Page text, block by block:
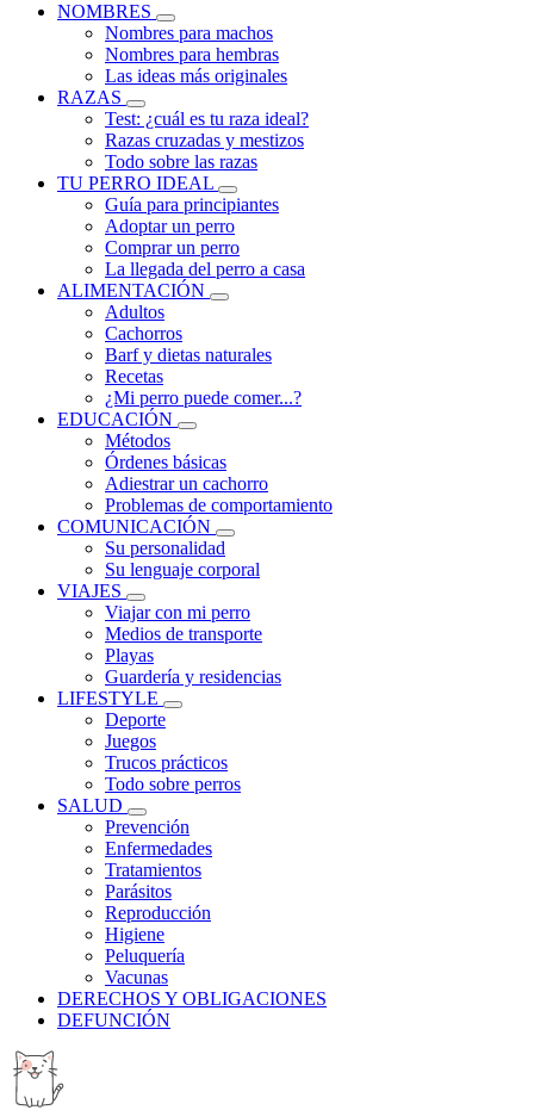
NOMBRES
Nombres para machos
Nombres para hembras
Las ideas más originales
RAZAS
Test: ¿cuál es tu raza ideal?
Razas cruzadas y mestizos
Todo sobre las razas
TU PERRO IDEAL
Guía para principiantes
Adoptar un perro
Comprar un perro
La llegada del perro a casa
ALIMENTACIÓN
Adultos
Cachorros
Barf y dietas naturales
Recetas
¿Mi perro puede comer...?
EDUCACIÓN
Métodos
Órdenes básicas
Adiestrar un cachorro
Problemas de comportamiento
COMUNICACIÓN
Su personalidad
Su lenguaje corporal
VIAJES
Viajar con mi perro
Medios de transporte
Playas
Guardería y residencias
LIFESTYLE
Deporte
Juegos
Trucos prácticos
Todo sobre perros
SALUD
Prevención
Enfermedades
Tratamientos
Parásitos
Reproducción
Higiene
Peluquería
Vacunas
DERECHOS Y OBLIGACIONES
DEFUNCIÓN